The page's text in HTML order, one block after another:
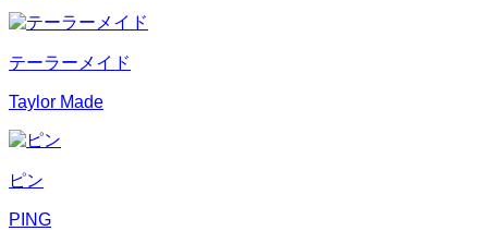
テーラーメイド
Taylor Made
ピン
PING